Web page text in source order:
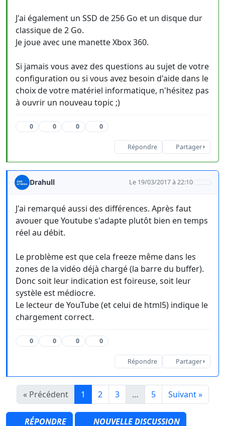
J'ai également un SSD de 256 Go et un disque dur
classique de 2 Go.
Je joue avec une manette Xbox 360.
Si jamais vous avez des questions au sujet de votre
configuration ou si vous avez besoin d'aide dans le
choix de votre matériel informatique, n'hésitez pas
à ouvrir un nouveau topic ;)
0 0 0 0
Répondre Partager
Drahull Le 19/03/2017 à 22:10
J'ai remarqué aussi des différences. Après faut
avouer que Youtube s'adapte plutôt bien en temps
réel au débit.
Le problème est que cela freeze même dans les
zones de la vidéo déjà chargé (la barre du buffer).
Donc soit leur indication est foireuse, soit leur
systèle est médiocre.
Le lecteur de YouTube (et celui de html5) indique le
chargement correct.
0 0 0 0
Répondre Partager
« Précédent 1 2 3 … 5 Suivant »
RÉPONDRE NOUVELLE DISCUSSION